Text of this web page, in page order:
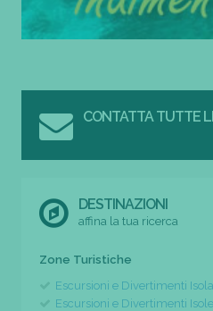
CONTATTA TUTTE
DESTINAZIONI
affina la tua ricerca
Zone Turistiche
Escursioni e Divertimenti
Escursioni e Divertimenti